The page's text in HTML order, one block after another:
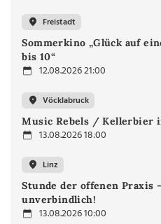
Freistadt
Sommerkino „Glück auf
bis 10“
12.08.2026 21:00
Vöcklabruck
Music Rebels / Kellerbier
13.08.2026 18:00
Linz
Stunde der offenen Praxis
unverbindlich!
13.08.2026 10:00